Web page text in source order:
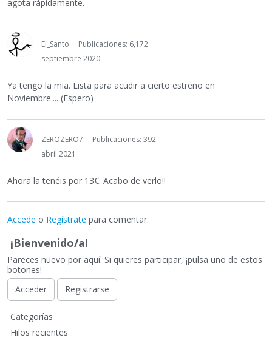
agota rápidamente.
El_Santo
Publicaciones: 6,172
septiembre 2020
Ya tengo la mia. Lista para acudir a cierto estreno en
Noviembre.... (Espero)
ZEROZERO7
Publicaciones: 392
abril 2021
Ahora la tenéis por 13€. Acabo de verlo!!
Accede o Regístrate para comentar.
¡Bienvenido/a!
Pareces nuevo por aquí. Si quieres participar, ¡pulsa uno de estos
botones!
Acceder
Registrarse
E
n
Categorías
Hilos recientes